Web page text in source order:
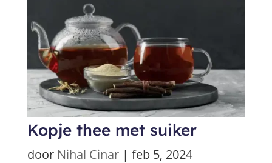
Kopje thee met suiker
door Nihal Cinar| feb 5, 2024